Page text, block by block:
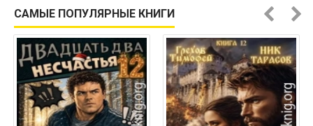
САМЫЕ ПОПУЛЯРНЫЕ КНИГИ